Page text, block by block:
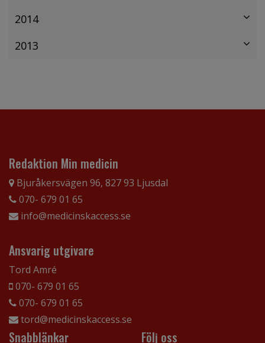
2014
2013
Redaktion Min medicin
Bjuråkersvägen 96, 827 93 Ljusdal
070- 679 01 65
info@medicinskaccess.se
Ansvarig utgivare
Tord Amré
070- 679 01 65
070- 679 01 65
tord@medicinskaccess.se
Snabblänkar Följ oss